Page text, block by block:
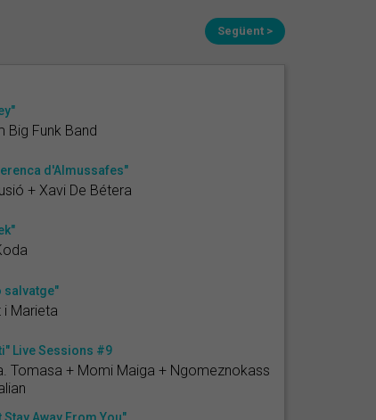
Següent >
Big Funk Band
d'Almussafes"
+ Xavi De Bétera
salvatge"
i Marieta
Live Sessions #9
Tomasa + Momi Maiga + Ngomeznokass
Stay Away From You"